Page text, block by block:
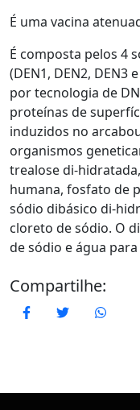
É uma vacina
É composta pelos 4
(DEN1, DEN2, DEN3
por tecnologia de
proteínas de
induzidos no
organismos
trealose di-
humana, fosfato de
sódio dibásico di-
cloreto de sódio. O
de sódio e água
Compartilhe:
FacebookTwitter